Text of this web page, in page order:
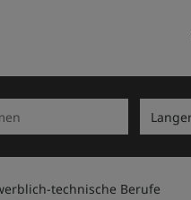
technische Berufe